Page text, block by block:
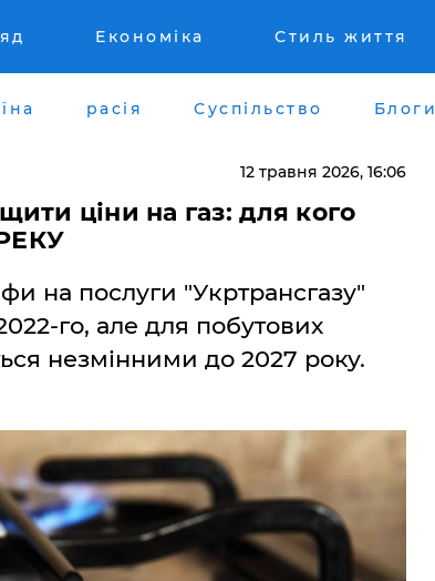
Економіка Стиль життя
расія Суспільство Блоги
12 травня 2026, 16:06
ціни на газ: для кого
на послуги "Укртрансгазу"
го, але для побутових
незмінними до 2027 року.